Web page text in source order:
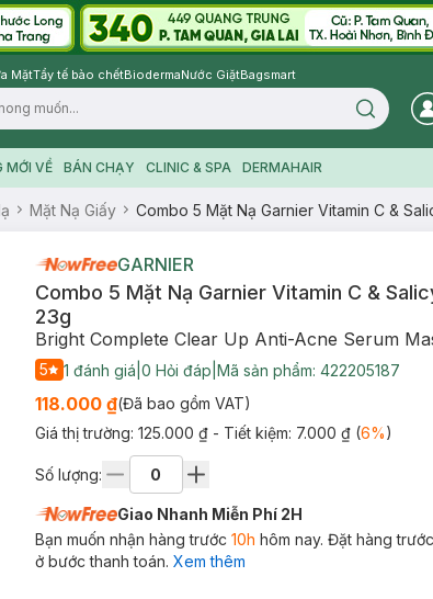
MặtTẩy tế bào chếtBiodermaNước GiặtBagsmart
Search
MỚI VỀ BÁN CHẠY CLINIC & SPA DERMAHAIR
Mặt Nạ Giấy Combo 5 Mặt Nạ Garnier Vitamin C &
GARNIER
Combo 5 Mặt Nạ Garnier Vitamin C &
23g
Bright Complete Clear Up Anti-Acne Serum
5 1 đánh giá 0 Hỏi đáp Mã sản phẩm: 422205187
118.000 ₫(Đã bao gồm VAT)
Giá thị trường: 125.000 ₫ - Tiết kiệm: 7.000 ₫(6%)
Số lượng:
Giao Nhanh Miễn Phí 2H
Bạn muốn nhận hàng trước 10h hôm nay. Đặt hàng trước
ở bước thanh toán. Xem thêm